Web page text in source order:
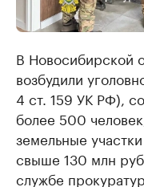
В Новосибирской
возбудили
4 ст. 159 УК РФ),
более 500
земельные
свыше 130 млн
службе